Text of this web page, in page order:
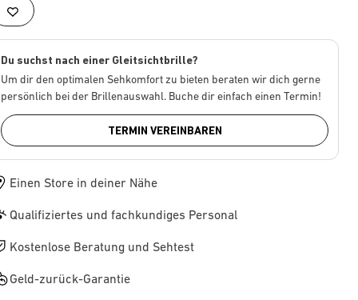
Du suchst nach einer Gleitsichtbrille?
Um dir den optimalen Sehkomfort zu bieten beraten wir dich gerne
persönlich bei der Brillenauswahl. Buche dir einfach einen Termin!
TERMIN VEREINBAREN
Einen Store in deiner Nähe
Qualifiziertes und fachkundiges Personal
Kostenlose Beratung und Sehtest
Geld-zurück-Garantie